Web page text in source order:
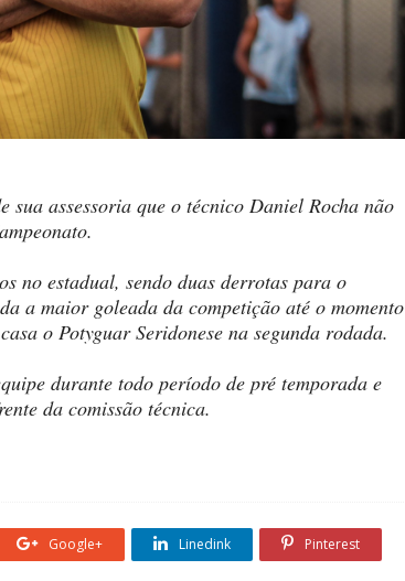
assessoria que o técnico Daniel Rocha não
no estadual, sendo duas derrotas para o
a maior goleada da competição até o momento
o Potyguar Seridonese na segunda rodada.
durante todo período de pré temporada e
da comissão técnica.
Google+ Linedink Pinterest